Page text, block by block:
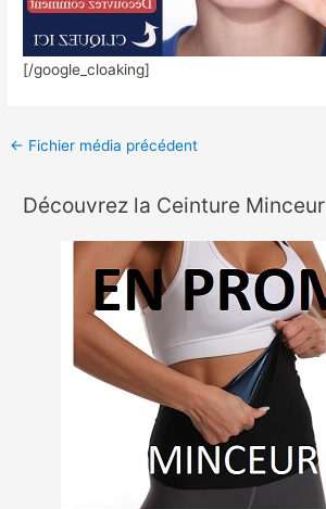
[/google_cloaking]
← Fichier média précédent
Découvrez la Ceinture Minceur